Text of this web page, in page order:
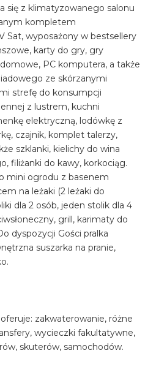
się z klimatyzowanego salonu
kompletem
Sat, wyposażony w bestsellery
karty do gry, gry
PC komputera, a także
ze skórzanymi
strefę do konsumpcji
z lustrem, kuchni
elektryczną, lodówkę z
czajnik, komplet talerzy,
szklanki, kielichy do wina
filiżanki do kawy, korkociąg.
mini ogrodu z basenem
na leżaki (2 leżaki do
dla 2 osób, jeden stolik dla 4
grill, karimaty do
dyspozycji Gości pralka
suszarka na pranie,
zakwaterowanie, różne
wycieczki fakultatywne,
skuterów, samochodów.